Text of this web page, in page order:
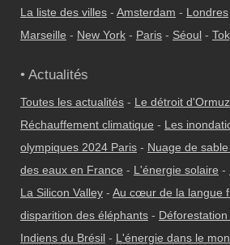
La liste des villes - Amsterdam - Londres
Marseille - New York - Paris - Séoul -
• Actualités
Toutes les actualités - Le détroit d'Ormuz
Réchauffement climatique - Les
olympiques 2024 Paris - Nuage de
des eaux en France - L'énergie solaire -
La Silicon Valley - Au cœur de la langue
disparition des éléphants - Déforestation
Indiens du Brésil - L'énergie dans le